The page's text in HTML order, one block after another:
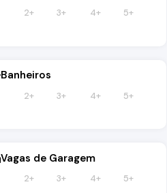
2+ 3+ 4+ 5+
Banheiros
2+ 3+ 4+ 5+
Vagas de Garagem
2+ 3+ 4+ 5+